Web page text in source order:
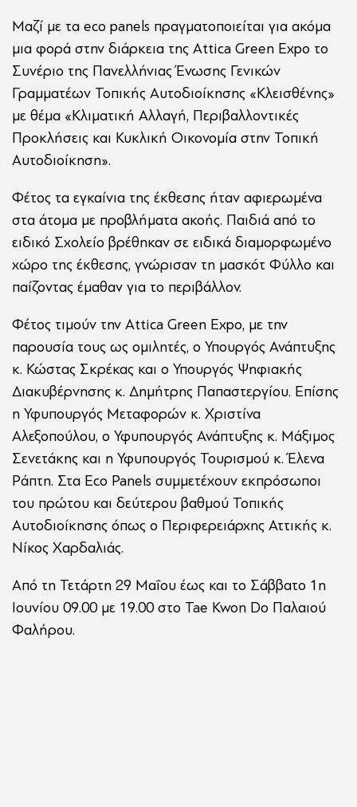
Μαζί με τα eco panels πραγματοποιείται για ακόμα
μια φορά στην διάρκεια της Attica Green Expo το
Συνέριο της Πανελλήνιας Ένωσης Γενικών
Γραμματέων Τοπικής Αυτοδιοίκησης «Κλεισθένης»
με θέμα «Κλιματική Αλλαγή, Περιβαλλοντικές
Προκλήσεις και Κυκλική Οικονομία στην Τοπική
Αυτοδιοίκηση».
Φέτος τα εγκαίνια της έκθεσης ήταν αφιερωμένα
στα άτομα με προβλήματα ακοής. Παιδιά από το
ειδικό Σχολείο βρέθηκαν σε ειδικά διαμορφωμένο
χώρο της έκθεσης, γνώρισαν τη μασκότ Φύλλο και
παίζοντας έμαθαν για το περιβάλλον.
Φέτος τιμούν την Attica Green Expo, με την
παρουσία τους ως ομιλητές, ο Υπουργός Ανάπτυξης
κ. Κώστας Σκρέκας και ο Υπουργός Ψηφιακής
Διακυβέρνησης κ. Δημήτρης Παπαστεργίου. Επίσης
η Υφυπουργός Μεταφορών κ. Χριστίνα
Αλεξοπούλου, ο Υφυπουργός Ανάπτυξης κ. Μάξιμος
Σενετάκης και η Υφυπουργός Τουρισμού κ. Έλενα
Ράπτη. Στα Eco Panels συμμετέχουν εκπρόσωποι
του πρώτου και δεύτερου βαθμού Τοπικής
Αυτοδιοίκησης όπως ο Περιφερειάρχης Αττικής κ.
Νίκος Χαρδαλιάς.
Από τη Τετάρτη 29 Μαΐου έως και το Σάββατο 1η
Ιουνίου 09.00 με 19.00 στο Tae Kwon Do Παλαιού
Φαλήρου.